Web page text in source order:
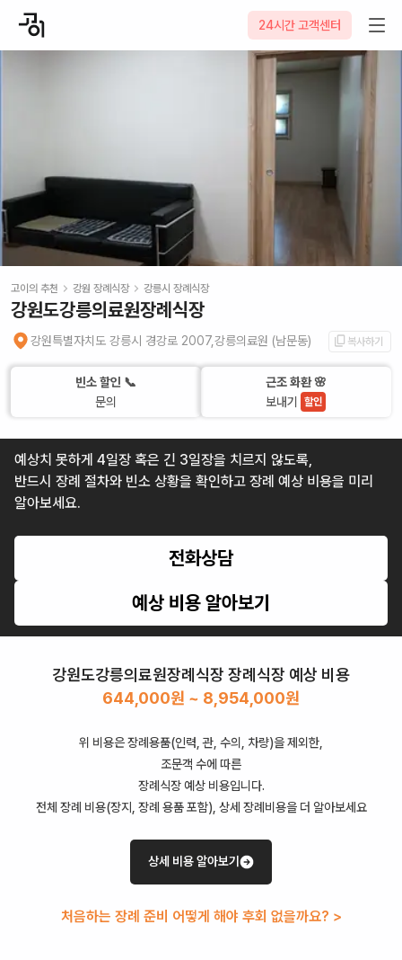
24시간 고객센터
고이의 추천 강원 장례식장 강릉시 장례식장
강원도강릉의료원장례식장
강원특별자치도 강릉시 경강로 2007,강릉의료원 (남문동) 복사하기
빈소 할인 📞
문의
근조 화환 🌸
보내기
할인
예상치 못하게 4일장 혹은 긴 3일장을 치르지 않도록,
반드시 장례 절차와 빈소 상황을 확인하고 장례 예상 비용을 미리
알아보세요.
전화상담
예상 비용 알아보기
강원도강릉의료원장례식장 장례식장 예상 비용
644,000원 ~ 8,954,000원
위 비용은 장례용품(인력, 관, 수의, 차량)을 제외한,
조문객 수에 따른
장례식장 예상 비용입니다.
전체 장례 비용(장지, 장례 용품 포함), 상세 장례비용을 더 알아보세요
상세 비용 알아보기
처음하는 장례 준비 어떻게 해야 후회 없을까요? >